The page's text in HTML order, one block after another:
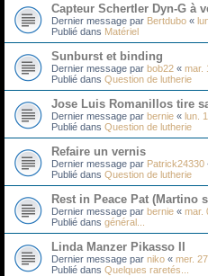
Capteur Schertler Dyn-G à
Dernier message par Bertdubo «
Publié dans Matériel
Sunburst et binding
Dernier message par bob22 « mar.
Publié dans Question de lutherie
Jose Luis Romanillos tire
Dernier message par bernie « lun.
Publié dans Question de lutherie
Refaire un vernis
Dernier message par Patrick24330
Publié dans Question de lutherie
Rest in Peace Pat (Martino
Dernier message par bernie « mar.
Publié dans général...
Linda Manzer Pikasso II
Dernier message par niko « mer.
Publié dans Quelques raretés...